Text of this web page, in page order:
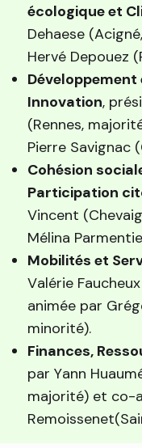
écologique et
Dehaese
Hervé Depouez
Développement
Innovation,
(Rennes,
Pierre Savignac
Cohésion
Participation
Vincent
Mélina
Mobilités et
Valérie
animée par
minorité).
Finances,
par Yann
majorité) et co-